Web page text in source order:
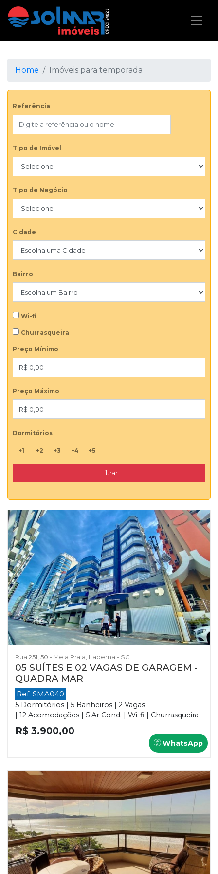
Home Imóveis para temporada
Referência
Tipo de Imóvel
Tipo de Negócio
Cidade
Bairro
Wi-fi
Churrasqueira
Preço Mínimo
Preço Máximo
Dormitórios
+1 +2 +3 +4 +5
Filtrar
Rua 251, 50 - Meia Praia, Itapema - SC
05 SUÍTES E 02 VAGAS DE GARAGEM -
QUADRA MAR
Ref. SMA040
5 Dormitórios | 5 Banheiros | 2 Vagas
| 12 Acomodações | 5 Ar Cond. | Wi-fi | Churrasqueira
R$ 3.900,00
WhatsApp